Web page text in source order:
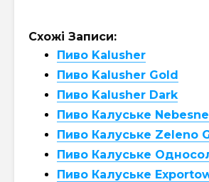
Схожі Записи:
Пиво Kalusher
Пиво Kalusher Gold
Пиво Kalusher Dark
Пиво Калуське
Пиво Калуське Zeleno
Пиво Калуське
Пиво Калуське